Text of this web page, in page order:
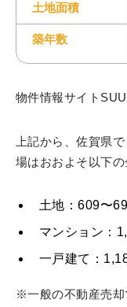
土地面積
築年数
物件情報サイト
上記から、佐賀県
場はおおよそ以下の
土地：609〜
マンション：
一戸建て：
※一般の不動産売却